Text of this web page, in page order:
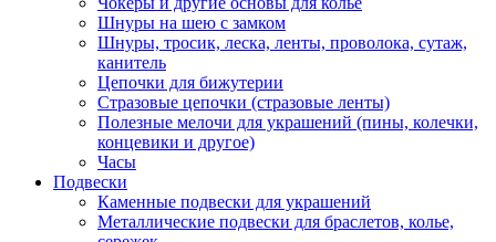
Шнуры на шею с замком
Шнуры, тросик, леска, ленты, проволока, сутаж,
канитель
Цепочки для бижутерии
Стразовые цепочки (стразовые ленты)
Полезные мелочи для украшений (пины, колечки,
концевики и другое)
Часы
Подвески
Каменные подвески для украшений
Металлические подвески для браслетов, колье,